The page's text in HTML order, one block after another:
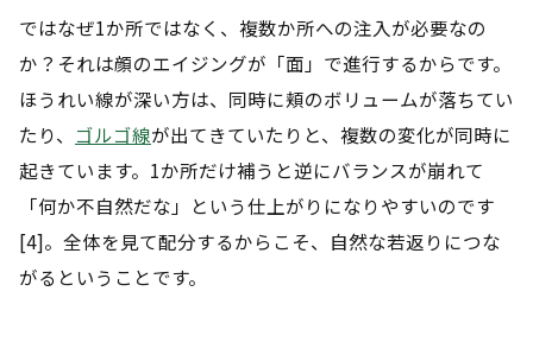
ではなぜ1か所ではなく、複数か所への注入が必要なの
か？それは顔のエイジングが「面」で進行するからです。
ほうれい線が深い方は、同時に頬のボリュームが落ちてい
たり、 ゴルゴ線が出てきていたりと、複数の変化が同時に
起きています。1か所だけ補うと逆にバランスが崩れて
「何か不自然だな」という仕上がりになりやすいのです
[4]。全体を見て配分するからこそ、自然な若返りにつな
がるということです。